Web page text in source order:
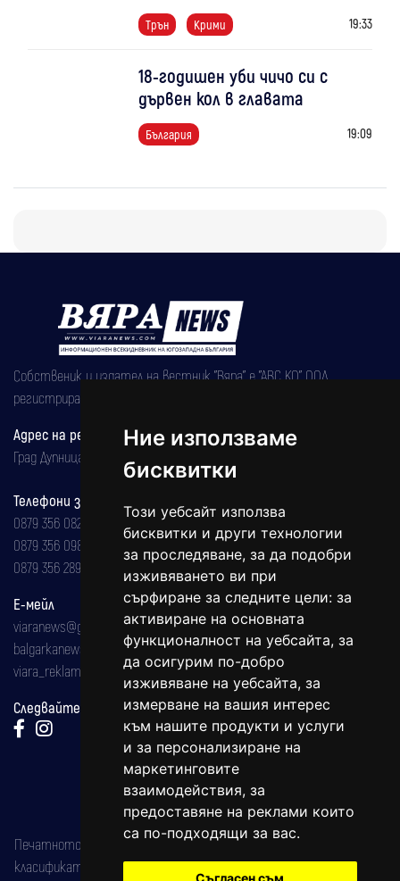
Ние използваме
бисквитки
Този уебсайт използва
бисквитки и други технологии
за проследяване, за да подобри
изживяването ви при
сърфиране за следните цели: за
активиране на основната
функционалност на уебсайта, за
да осигурим по-добро
изживяване на уебсайта, за
измерване на вашия интерес
към нашите продукти и услуги
и за персонализиране на
маркетинговите
взаимодействия, за
предоставяне на реклами които
са по-подходящи за вас.
Съгласен съм
Трън Крими 19:33
18-годишен уби чичо си с
дървен кол в главата
България 19:09
Собственик и издател на вестник "Вяра" е "АВС КО" ООД,
регистрирана на 08.05.2002 година.
Адрес на редакцията
Град Дупница, ул.''Христо Ботев" 43
Телефони за реклама и абонаменти
0879 356 082
0879 356 098
0879 356 289
Е-мейл
viaranews@gmail.com
balgarkanews@gmail.com
viara_reklama@mail.bg
Следвайте ни:
Печатното издание на вестника е регистрирано в националния
класификатор на печатните издания (Българска национална